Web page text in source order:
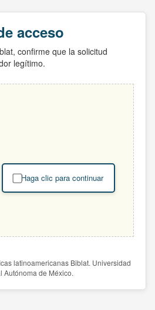
acceso
confirme que la solicitud
legítimo.
Haga clic para continuar
latinoamericanas Biblat. Universidad
Autónoma de México.